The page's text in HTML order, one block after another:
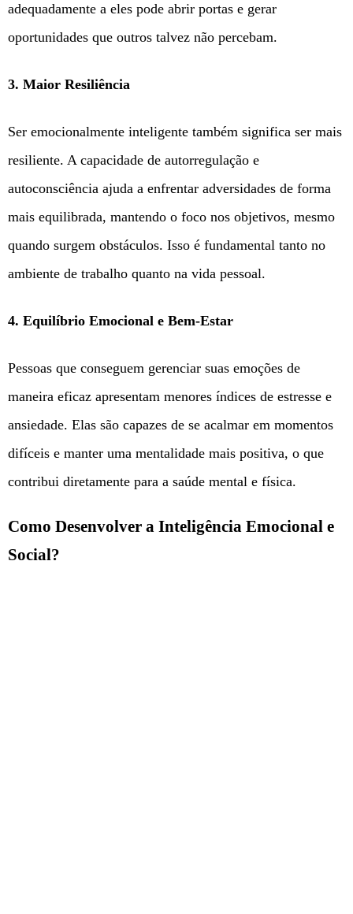
adequadamente a eles pode abrir portas e gerar
oportunidades que outros talvez não percebam.
3. Maior Resiliência
Ser emocionalmente inteligente também significa ser mais
resiliente. A capacidade de autorregulação e
autoconsciência ajuda a enfrentar adversidades de forma
mais equilibrada, mantendo o foco nos objetivos, mesmo
quando surgem obstáculos. Isso é fundamental tanto no
ambiente de trabalho quanto na vida pessoal.
4. Equilíbrio Emocional e Bem-Estar
Pessoas que conseguem gerenciar suas emoções de
maneira eficaz apresentam menores índices de estresse e
ansiedade. Elas são capazes de se acalmar em momentos
difíceis e manter uma mentalidade mais positiva, o que
contribui diretamente para a saúde mental e física.
Como Desenvolver a Inteligência Emocional e
Social?